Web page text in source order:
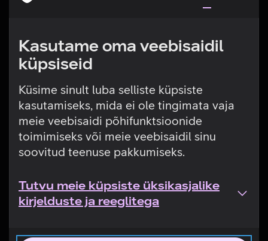
Kasutame oma veebisaidil
küpsiseid
Küsime sinult luba selliste küpsiste
kasutamiseks, mida ei ole tingimata vaja
meie veebisaidi põhifunktsioonide
toimimiseks või meie veebisaidil sinu
soovitud teenuse pakkumiseks.
Tutvu meie küpsiste üksikasjalike
kirjelduste ja reeglitega
Tehniline viga